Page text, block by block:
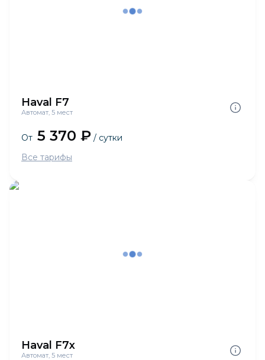
Haval F7
Автомат, 5 мест
От 5 370 ₽ / сутки
Все тарифы
Haval F7x
Автомат, 5 мест